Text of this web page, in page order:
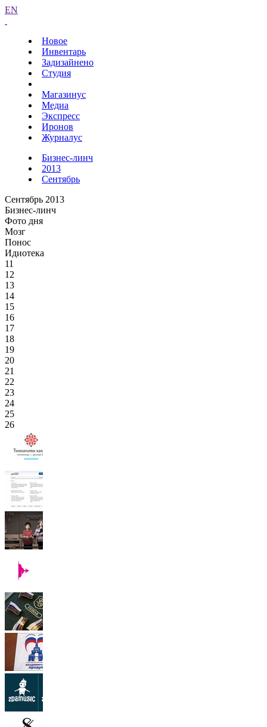
EN
Новое
Инвентарь
Задизайнено
Студия
Магазинус
Медиа
Экспресс
Иронов
Журналус
Бизнес-линч
2013
Сентябрь
Сентябрь 2013
Бизнес-линч
Фото дня
Мозг
Понос
Идиотека
11
12
13
14
15
16
17
18
19
20
21
22
23
24
25
26